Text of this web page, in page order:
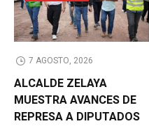
7 AGOSTO, 2026
ALCALDE ZELAYA
MUESTRA AVANCES DE
REPRESA A DIPUTADOS